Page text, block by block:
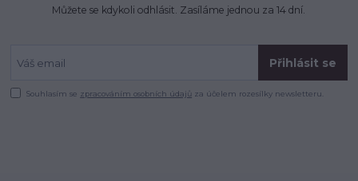
Můžete se kdykoli odhlásit. Zasíláme jednou za 14 dní.
Přihlásit se
Souhlasím se zpracováním osobních údajů za účelem rozesílky newsletteru.